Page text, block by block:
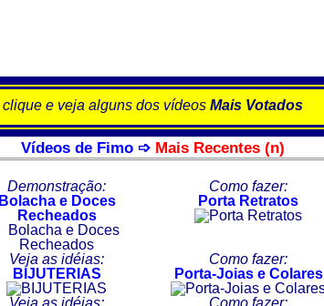
clique e veja alguns dos vídeos Mais Votados
Vídeos de Fimo ➩ Mais Recentes (n)
Demonstração:
Bolacha e Doces
Recheados
Como fazer:
Porta Retratos
Veja as idéias:
BIJUTERIAS
Como fazer:
Porta-Joias e Colares